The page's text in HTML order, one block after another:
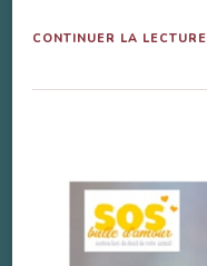
CONTINUER LA LECTURE